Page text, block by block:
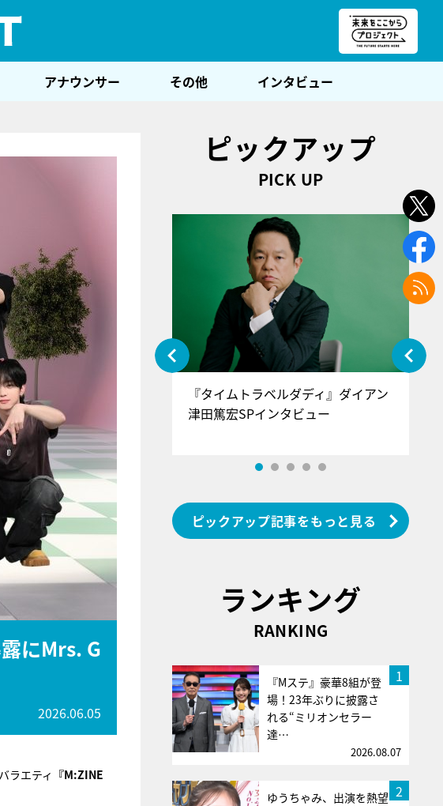
アナウンサー その他 インタビュー
にMrs. G
2026.06.05
ラエティ 『M:ZINE
ピックアップ
PICK UP
ラブ！げーみんぐ』＝LOV
羅＆佐々木舞香SPインタ
『タイムトラベルダディ』ダイアン
津田篤宏SPインタビュー
ピックアップ記事をもっと見る
ランキング
RANKING
1
『Mステ』豪華8組が登
場！23年ぶりに披露さ
れる“ミリオンセラー
達…
2026.08.07
2
ゆうちゃみ、出演を熱望